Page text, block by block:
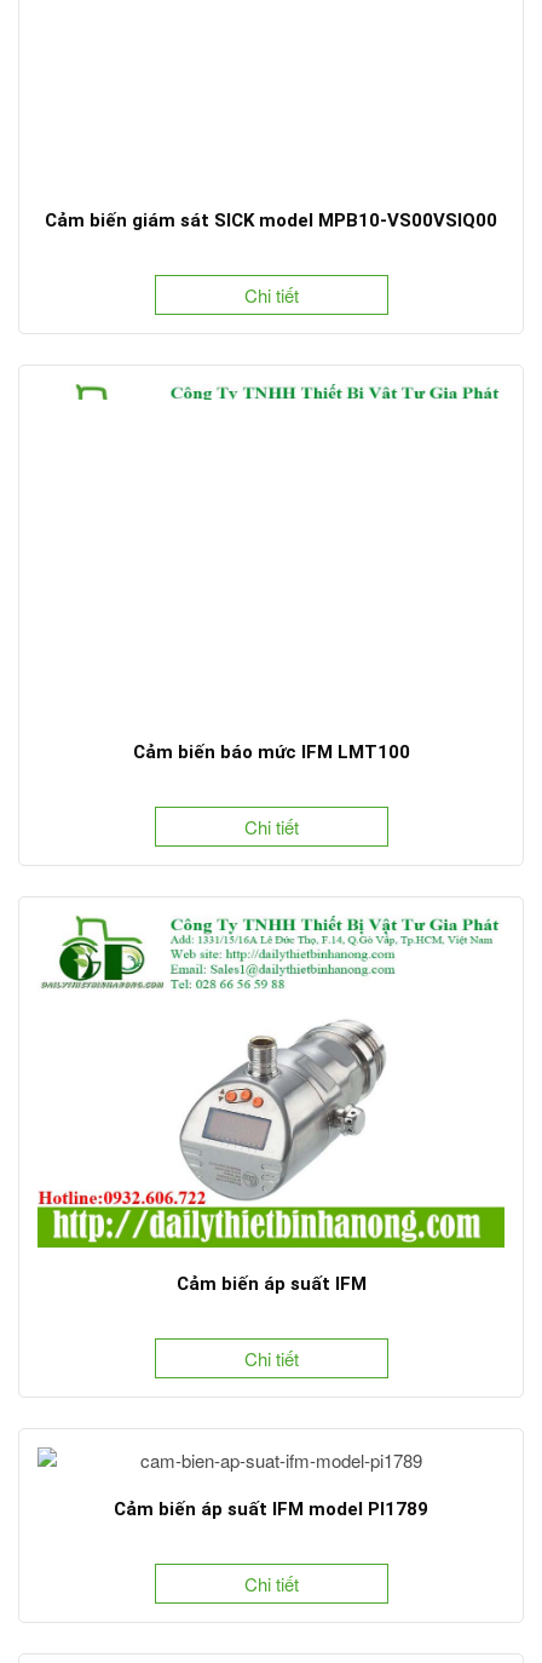
Cảm biến giám sát SICK model MPB10-VS00VSIQ00
Chi tiết
Cảm biến báo mức IFM LMT100
Chi tiết
Cảm biến áp suất IFM
Chi tiết
Cảm biến áp suất IFM model PI1789
Chi tiết